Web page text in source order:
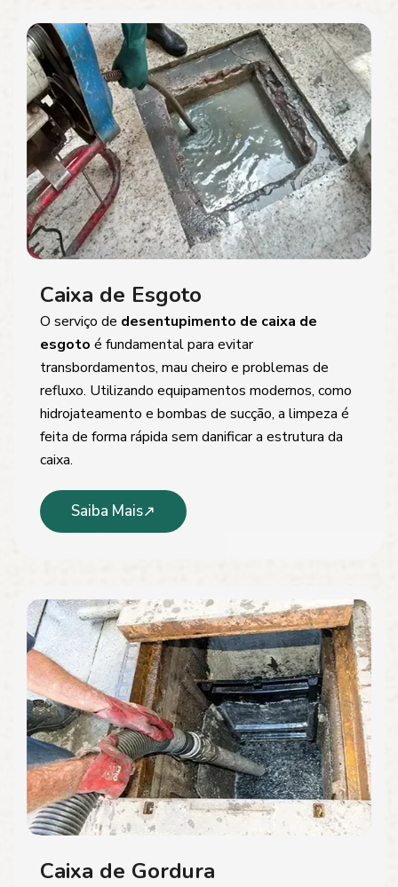
Caixa de Esgoto
O serviço de desentupimento de caixa de
esgoto é fundamental para evitar
transbordamentos, mau cheiro e problemas de
refluxo. Utilizando equipamentos modernos, como
hidrojateamento e bombas de sucção, a limpeza é
feita de forma rápida sem danificar a estrutura da
caixa.
Saiba Mais
Caixa de Gordura